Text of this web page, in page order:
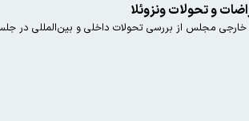
و تحولات ونزوئلا
مجلس از بررسی تحولات داخلی و بین‌المللی در